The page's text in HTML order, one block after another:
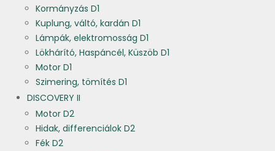
Kormányzás D1
Kuplung, váltó, kardán D1
Lámpák, elektromosság D1
Lökhárító, Haspáncél, Küszöb D1
Motor D1
Szimering, tömítés D1
DISCOVERY II
Motor D2
Hidak, differenciálok D2
Fék D2